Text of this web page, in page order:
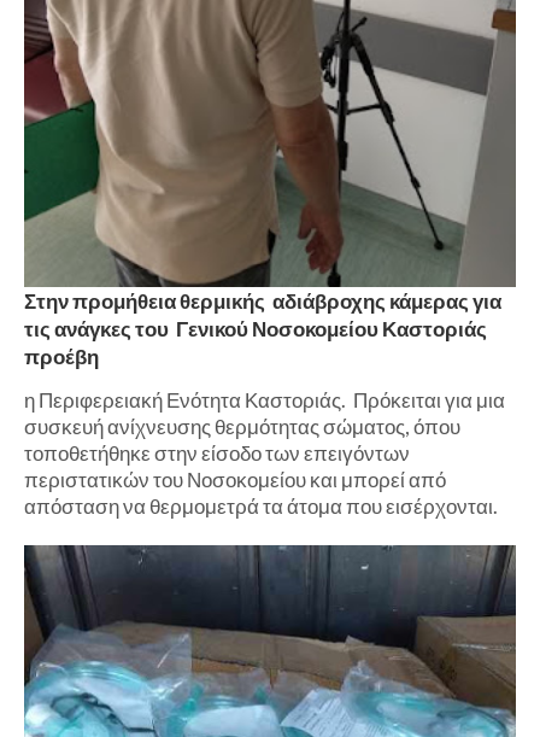
Στην προμήθεια θερμικής αδιάβροχης κάμερας για
τις ανάγκες του Γενικού Νοσοκομείου Καστοριάς
προέβη
η Περιφερειακή Ενότητα Καστοριάς. Πρόκειται για μια
συσκευή ανίχνευσης θερμότητας σώματος, όπου
τοποθετήθηκε στην είσοδο των επειγόντων
περιστατικών του Νοσοκομείου και μπορεί από
απόσταση να θερμομετρά τα άτομα που εισέρχονται.